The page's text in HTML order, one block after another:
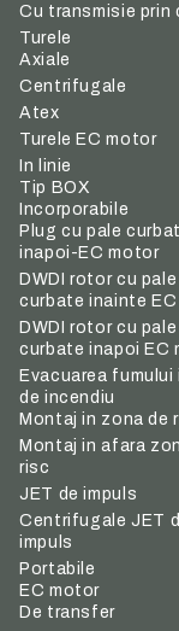
Cu transmisie prin
Turele
Axiale
Centrifugale
Atex
Turele EC motor
In linie
Tip BOX
Incorporabile
Plug cu pale
inapoi-EC motor
DWDI rotor cu pale
curbate inainte
DWDI rotor cu pale
curbate inapoi EC
Evacuarea fumului
de incendiu
Montaj in zona de
Montaj in afara
risc
JET de impuls
Centrifugale JET
impuls
Portabile
EC motor
De transfer